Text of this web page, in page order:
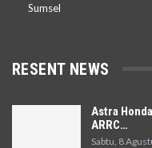
Sumsel
RESENT NEWS
Astra
ARRC…
Sabtu, 8